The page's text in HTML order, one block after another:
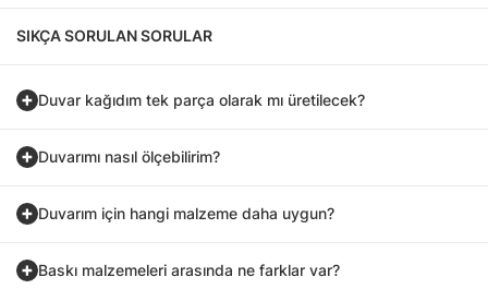
SIKÇA SORULAN SORULAR
Duvar kağıdım tek parça olarak mı üretilecek?
Duvarımı nasıl ölçebilirim?
Duvarım için hangi malzeme daha uygun?
Baskı malzemeleri arasında ne farklar var?